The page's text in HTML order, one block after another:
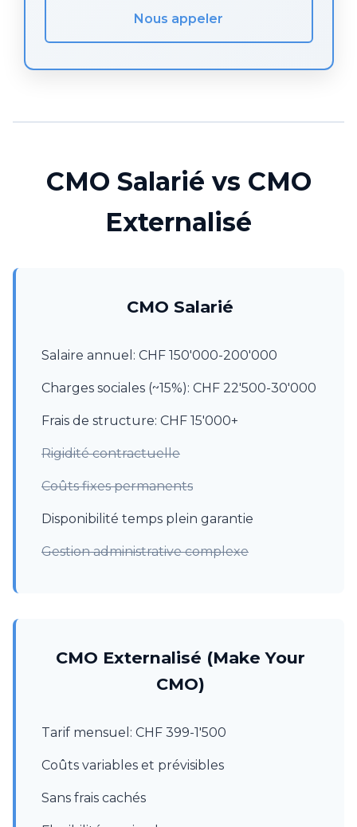
Nous appeler
CMO Salarié vs CMO
Externalisé
CMO Salarié
Salaire annuel: CHF 150'000-200'000
Charges sociales (~15%): CHF 22'500-30'000
Frais de structure: CHF 15'000+
Rigidité contractuelle
Coûts fixes permanents
Disponibilité temps plein garantie
Gestion administrative complexe
CMO Externalisé (Make Your
CMO)
Tarif mensuel: CHF 399-1'500
Coûts variables et prévisibles
Sans frais cachés